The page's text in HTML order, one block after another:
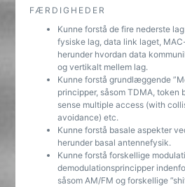
FÆRDIGHEDER
Kunne forstå de fire nederste
fysiske lag, data link laget,
herunder hvordan data
og vertikalt mellem lag.
Kunne forstå grundlæggende
principper, såsom TDMA, token
sense multiple access (with
avoidance) etc.
Kunne forstå basale aspekter
herunder basal antennefysik.
Kunne forstå forskellige
demodulationsprincipper
såsom AM/FM og forskellige